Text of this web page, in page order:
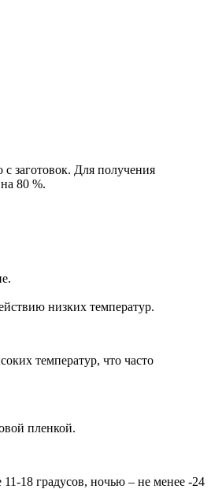
заготовок. Для получения
80 %.
низких температур.
температур, что часто
пленкой.
18 градусов, ночью – не менее -24